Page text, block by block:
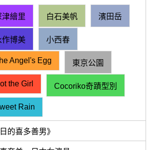
津繪里 白石美帆 濱田岳
作博美 小西春
Angel's Egg 東京公園
the Girl Cocoriko奇蹟型別
Rain
日的喜多善男》